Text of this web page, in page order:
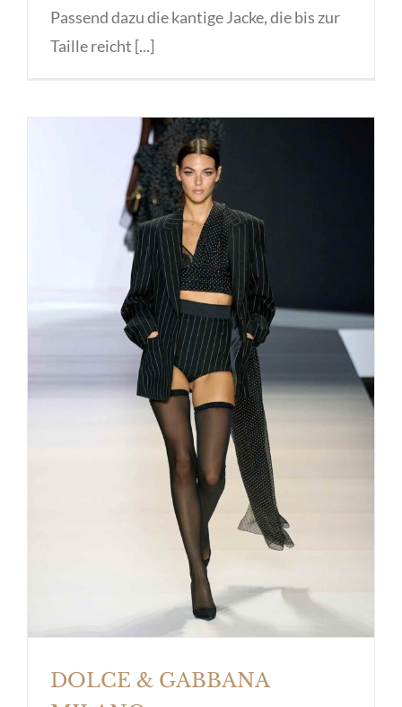
Passend dazu die kantige Jacke, die bis zur
Taille reicht [...]
DOLCE & GABBANA MILANO
DOLCE & GABBANA